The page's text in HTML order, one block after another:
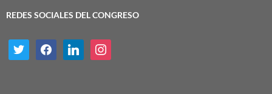
REDES SOCIALES DEL CONGRESO
twitter facebooklinkedininstagram